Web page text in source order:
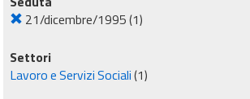
21/dicembre/1995(1)
Settori
Lavoro e Servizi Sociali(1)